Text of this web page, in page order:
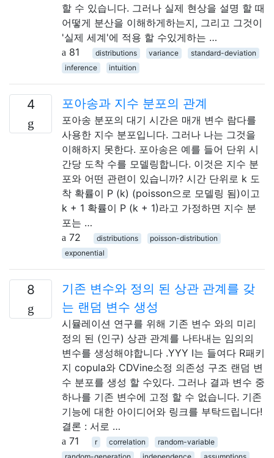
할 수 있습니다. 그러나 실제 현상을 설명 할 때
어떻게 분산을 이해하게하는지, 그리고 그것이
'실제 세계'에 적용 할 수있게하는 …
81
distributions variance
standard-deviation
inference
intuition
4 포아송과 지수 분포의 관계
포아송 분포의 대기 시간은 매개 변수 람다를
사용한 지수 분포입니다. 그러나 나는 그것을
이해하지 못한다. 포아송은 예를 들어 단위 시
간당 도착 수를 모델링합니다. 이것은 지수 분
포와 어떤 관련이 있습니까? 시간 단위로 k 도
착 확률이 P (k) (poisson으로 모델링 됨)이고
k + 1 확률이 P (k + 1)라고 가정하면 지수 분
포는 …
72
distributions
poisson-distribution
exponential
8
기존 변수와 정의 된 상관 관계를 갖
는 랜덤 변수 생성
시뮬레이션 연구를 위해 기존 변수 와의 미리
정의 된 (인구) 상관 관계를 나타내는 임의의
변수를 생성해야합니다 .YYY I는 들여다 R패키
지 copula와 CDVine소정 의존성 구조 랜덤 변
수 분포를 생성 할 수있다. 그러나 결과 변수 중
하나를 기존 변수에 고정 할 수 없습니다. 기존
기능에 대한 아이디어와 링크를 부탁드립니다!
결론 : 서로 …
71
r correlation
random-variable